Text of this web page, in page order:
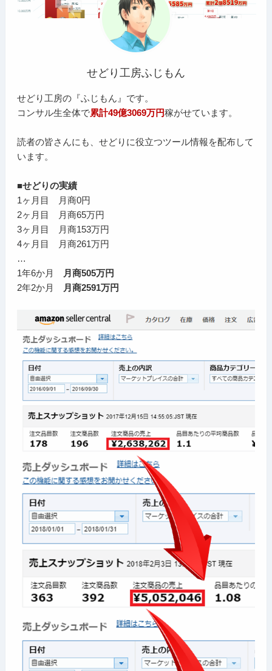
せどり工房ふじもん
せどり工房の『ふじもん』です。
コンサル生全体で累計49億3069万円稼がせています。
読者の皆さんにも、せどりに役立つツール情報を配布して
います。
■せどりの実績
1ヶ月目 月商0円
2ヶ月目 月商65万円
3ヶ月目 月商153万円
4ヶ月目 月商261万円
…
1年6か月
月商505万円
2年2か月
月商2591万円